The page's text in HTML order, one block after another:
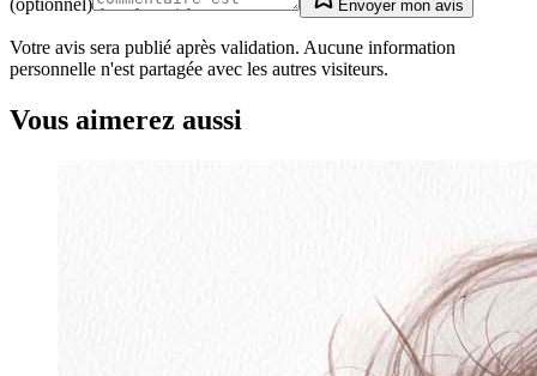
Envoyer mon avis
Votre avis sera publié après validation. Aucune information
personnelle n'est partagée avec les autres visiteurs.
Vous aimerez aussi